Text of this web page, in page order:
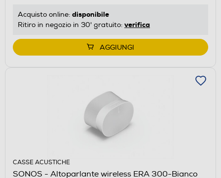
Acquisto online: disponibile
Ritiro in negozio in 30' gratuito: verifica
AGGIUNGI
CASSE ACUSTICHE
SONOS - Altoparlante wireless ERA 300-Bianco